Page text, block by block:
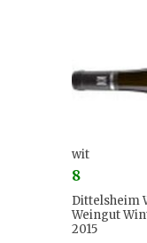
wit
8
Dittelsheim
Weingut
2015